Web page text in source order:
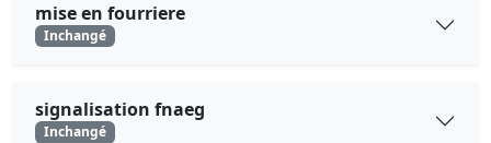
mise en fourriere
Inchangé
signalisation fnaeg
Inchangé